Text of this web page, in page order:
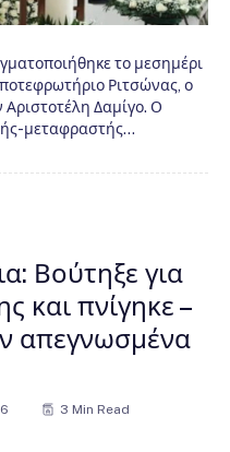
το μεσημέρι
Ριτσώνας, ο
Αριστοτέλη Δαμίγο. Ο
μεταφραστής…
Βούτηξε για
και πνίγηκε –
απεγνωσμένα
3 Min Read